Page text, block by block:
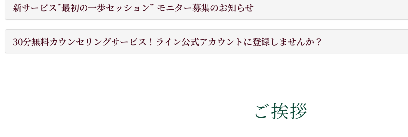
新サービス”最初の一歩セッション” モニター募集のお知らせ
30分無料カウンセリングサービス！ライン公式アカウントに登録しませんか？
ご挨拶